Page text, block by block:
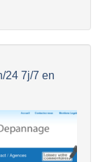
24 7j/7 en